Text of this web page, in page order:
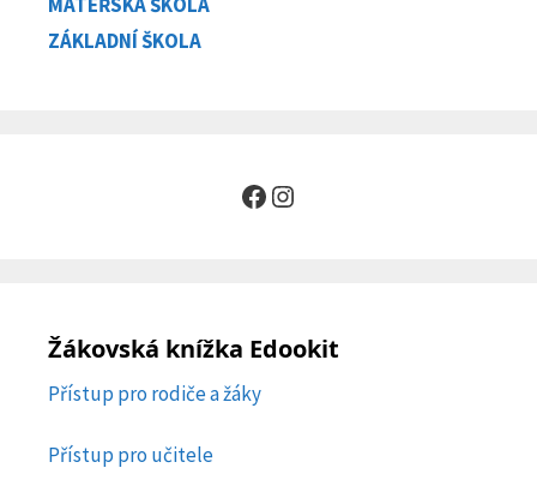
ZÁKLADNÍ ŠKOLA
Facebook
Instagram
Žákovská knížka Edookit
Přístup pro rodiče a žáky
Přístup pro učitele